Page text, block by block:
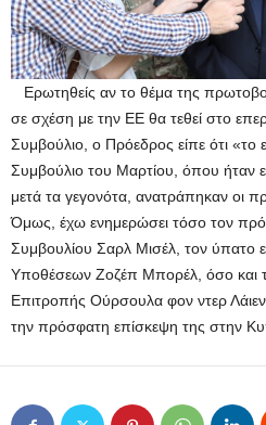
Ερωτηθείς αν το θέμα της
σε σχέση με την ΕΕ θα τεθεί στο
Συμβούλιο, ο Πρόεδρος είπε ότι «το
Συμβούλιο του Μαρτίου, όπου ήταν
μετά τα γεγονότα, ανατράπηκαν οι
Όμως, έχω ενημερώσει τόσο τον
Συμβουλίου Σαρλ Μισέλ, τον ύπατο
Υποθέσεων Ζοζέπ Μπορέλ, όσο και
Επιτροπής Ούρσουλα φον ντερ
την πρόσφατη επίσκεψη της στην